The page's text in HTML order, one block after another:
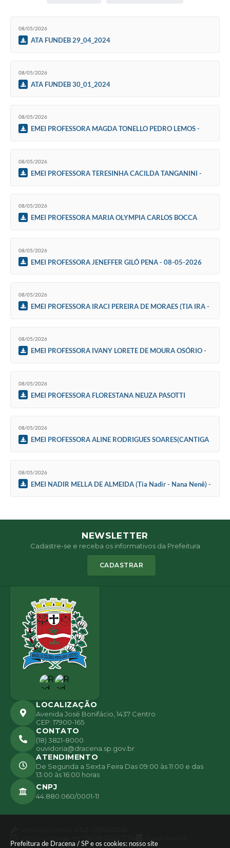
Prefeitura de Dracena / SP e os cookies: nosso site
08/05/2026
ATA FUNDEB 29_04_2024
08/05/2026
ATA FUNDEB 30_01_2024
08/05/2026
EMEI PROFESSORA MAGDA TONELLO PEDRO LEMOS -
08/05/2026
EMEI PROFESSORA TERESINHA CACILDA TANGANINI -
08/05/2026
EMEI PROFESSORA MARIA OLYMPIA CARLOS BOCCA
08/05/2026
EMEI PROFESSORA JENEFFER GILÓ PENA - 08-05-2026
08/05/2026
EMEI PROFESSORA IRACI PEREIRA DE MORAES (TIA IRA -
08/05/2026
EMEI PROFESSORA IVANY LORETE DE MOURA OSÓRIO -
08/05/2026
EMEI PROFESSORA FLORESTANA NEUZA PASOTTI
08/05/2026
EMEI PROFESSORA ALINE RODRIGUES SOARES(CANTIGA
08/05/2026
EMEI NADIR MELLA DE ALMEIDA (Tia Nadir - Nana Nenê) -
NEWSLETTER
Cadastre-se e receba os informativos da Prefeitura
CADASTRAR
LOCALIZAÇÃO
Avenida José Bonifácio, 1437 Centro
CEP: 17900-165
CONTATO
(18) 3821-8000
ouvidoria@dracena.sp.gov.br
ATENDIMENTO
De Segunda a Sexta Feira Das 09:00 às 11:00 e das
13:00 às 16:00 horas
CNPJ
44.880.060/0001-11